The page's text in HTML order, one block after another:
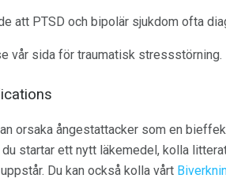
att PTSD och bipolär sjukdom ofta
vår sida för traumatisk stressstörning.
orsaka ångestattacker som en
du startar ett nytt läkemedel, kolla
Du kan också kolla vårt